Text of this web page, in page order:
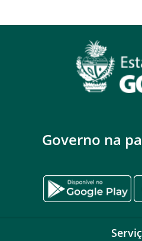
Governo na